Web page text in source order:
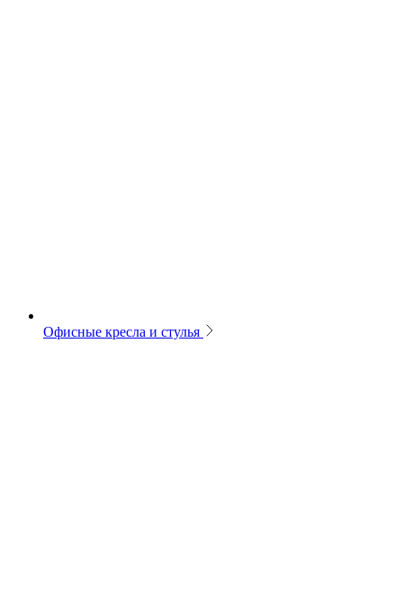
Офисные кресла и стулья